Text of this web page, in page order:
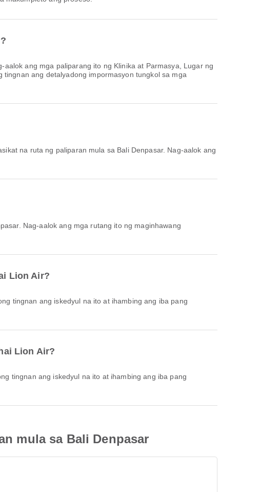
ang mga paliparang ito ng Klinika at Parmasya, Lugar ng
ang detalyadong impormasyon tungkol sa mga
na ruta ng paliparan mula sa Bali Denpasar. Nag-aalok ang
Nag-aalok ang mga rutang ito ng maginhawang
Lion Air?
Lion Air?
mula sa Bali Denpasar